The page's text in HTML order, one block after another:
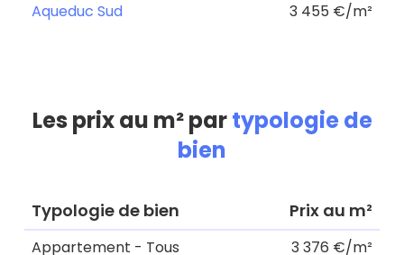
Aqueduc Sud
3 455 €/m²
Les prix au m² partypologie de
bien
Typologie de bien Prix au m²
Appartement - Tous 3 376 €/m²